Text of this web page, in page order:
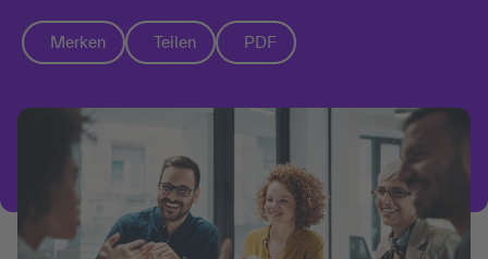
Merken Teilen PDF